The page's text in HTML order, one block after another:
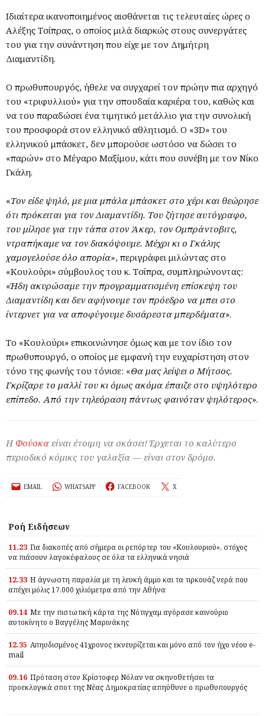
Ιδιαίτερα ικανοποιημένος αισθάνεται τις τελευταίες ώρες ο
Αλέξης Τσίπρας, ο οποίος μιλά διαρκώς στους συνεργάτες
του για την συνάντηση που είχε με τον Δημήτρη
Διαμαντίδη.
Ο πρωθυπουργός, ήθελε να συγχαρεί τον πρώην πια αρχηγό
του «τριφυλλιού» για την σπουδαία καριέρα του, καθώς και
να του παραδώσει ένα τιμητικό μετάλλιο για την συνολική
του προσφορά στον ελληνικό αθλητισμό. Ο «3D» του
ελληνικού μπάσκετ, δεν μπορούσε ωστόσο να δώσει το
«παρών» στο Μέγαρο Μαξίμου, κάτι που συνέβη με τον Νίκο
Γκάλη.
«Τον είδε ψηλό, με μια μπάλα μπάσκετ στο χέρι και θεώρησε
ότι πρόκειται για τον Διαμαντίδη. Του ζήτησε αυτόγραφο,
του μίλησε για την τάπα στον Άκερ, τον Ομπράντοβιτς,
ντραπήκαμε να τον διακόψουμε. Μέχρι κι ο Γκάλης
χαμογελούσε όλο απορία», περιγράφει μιλώντας στο
«Κουλούρι» σύμβουλος του κ. Τσίπρα, συμπληρώνοντας:
«Ήδη ακυρώσαμε την προγραμματισμένη επίσκεψη του
Διαμαντίδη και δεν αφήνουμε τον πρόεδρο να μπει στο
ίντερνετ για να αποφύγουμε δυσάρεστα μπερδέματα».
Το «Κουλούρι» επικοινώνησε όμως και με τον ίδιο τον
πρωθυπουργό, ο οποίος με εμφανή την ευχαρίστηση στον
τόνο της φωνής του τόνισε: «Θα μας λείψει ο Μήτσος.
Γκρίζαρε το μαλλί του κι όμως ακόμα έπαιζε στο υψηλότερο
επίπεδο. Από την τηλεόραση πάντως φαινόταν ψηλότερος».
Η Φούσκα είναι έτοιμη να σκάσει! Έρχεται το καλύτερο
περιοδικό κόμικς του γαλαξία — είναι στον δρόμο.
EMAIL WHATSAPP FACEBOOK X
Ροή Ειδήσεων
11.23 Για διακοπές από σήμερα οι ρεπόρτερ του «Κουλουριού», στόχος
να πιάσουν λαγοκέφαλους σε όλα τα ελληνικά νησιά
12.33 Η άγνωστη παραλία με τη λευκή άμμο και τα τιρκουάζ νερά που
απέχει μόλις 17.000 χιλιόμετρα από την Αθήνα
09.14 Με την πιστωτική κάρτα της Νότιγχαμ αγόρασε καινούριο
αυτοκίνητο ο Βαγγέλης Μαρινάκης
12.35 Απηυδισμένος 41χρονος εκνευρίζεται και μόνο από τον ήχο νέου e-
mail
09.16 Πρόταση στον Κρίστοφερ Νόλαν να σκηνοθετήσει τα
προεκλογικά σποτ της Νέας Δημοκρατίας απηύθυνε ο πρωθυπουργός